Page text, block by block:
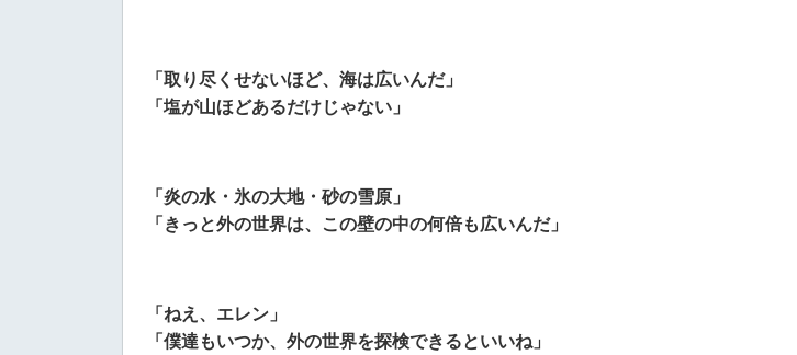
「取り尽くせないほど、海は広いんだ」
「塩が山ほどあるだけじゃない」
「炎の水・氷の大地・砂の雪原」
「きっと外の世界は、この壁の中の何倍も広いんだ」
「ねえ、エレン」
「僕達もいつか、外の世界を探検できるといいね」